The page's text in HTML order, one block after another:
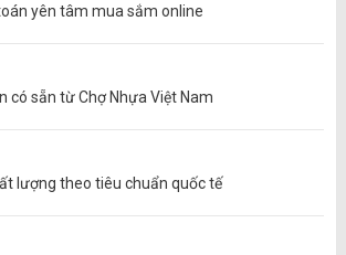
yên tâm mua sắm online
có sẵn từ Chợ Nhựa Việt Nam
lượng theo tiêu chuẩn quốc tế